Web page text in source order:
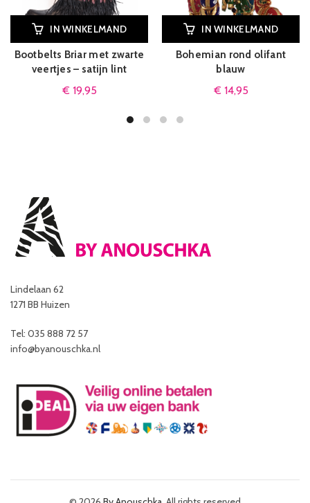
IN WINKELMAND
Bootbelts Briar met zwarte
veertjes – satijn lint
€ 19,95
IN WINKELMAND
Bohemian rond olifant
blauw
€ 14,95
Lindelaan 62
1271 BB Huizen
Tel: 035 888 72 57
info@byanouschka.nl